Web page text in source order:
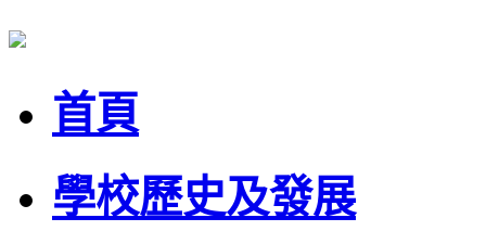
首頁
學校歷史及發展